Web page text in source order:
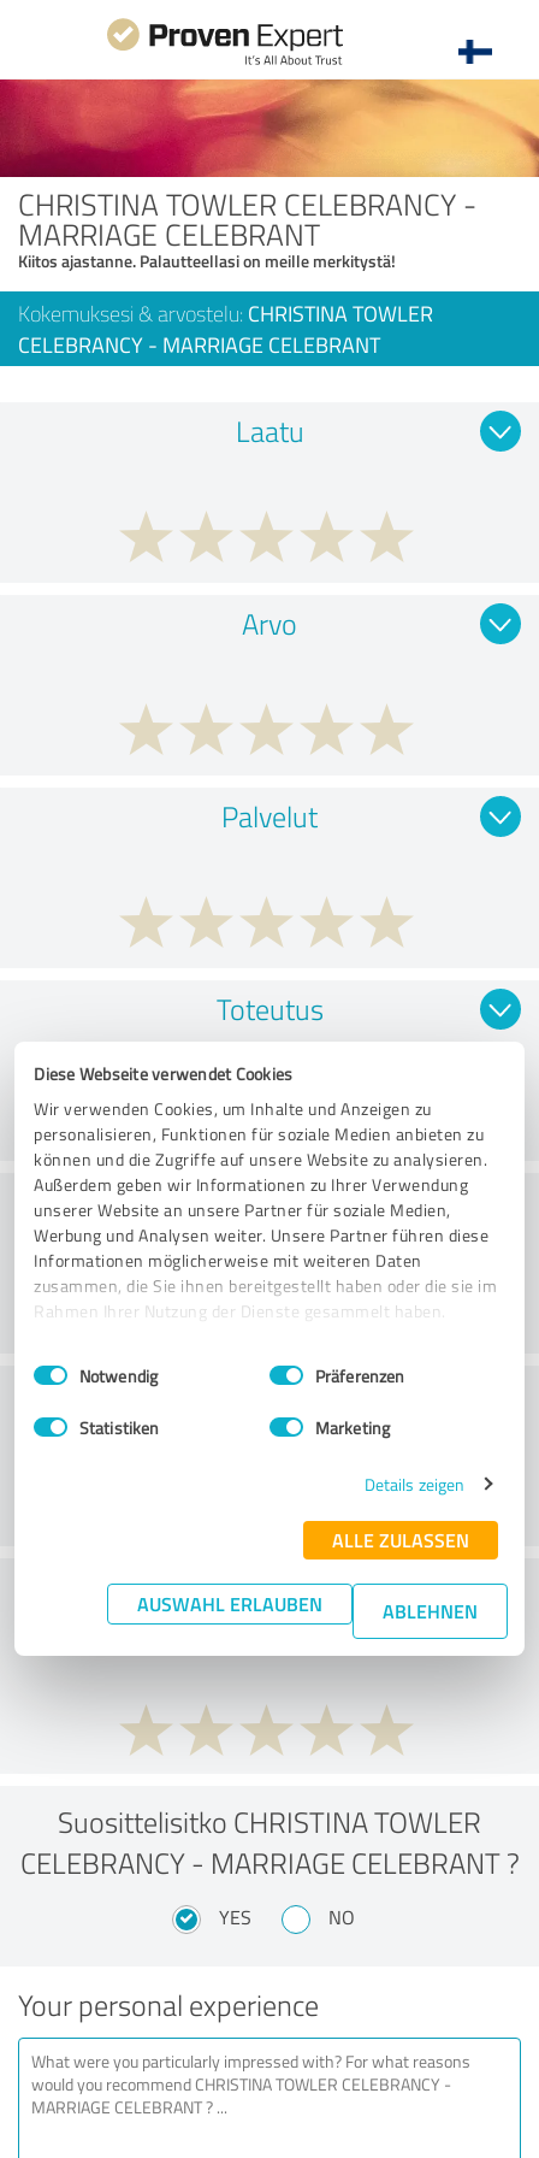
Diese Webseite verwendet Cookies
Wir verwenden Cookies, um Inhalte und Anzeigen zu
personalisieren, Funktionen für soziale Medien anbieten zu
können und die Zugriffe auf unsere Website zu analysieren.
Außerdem geben wir Informationen zu Ihrer Verwendung
unserer Website an unsere Partner für soziale Medien,
Werbung und Analysen weiter. Unsere Partner führen diese
Informationen möglicherweise mit weiteren Daten
zusammen, die Sie ihnen bereitgestellt haben oder die sie im
Rahmen Ihrer Nutzung der Dienste gesammelt haben.
Impressum Datenschutzbestimmungen
Einwilligungsauswahl
Notwendig Präferenzen
Statistiken Marketing
Details zeigen
ALLE ZULASSEN
AUSWAHL ERLAUBEN ABLEHNEN
CHRISTINA TOWLER CELEBRANCY -
MARRIAGE CELEBRANT
Kiitos ajastanne. Palautteellasi on meille merkitystä!
Kokemuksesi & arvostelu: CHRISTINA TOWLER
CELEBRANCY - MARRIAGE CELEBRANT
Laatu
Arvo
Palvelut
Toteutus
Konsultointi
Asiakaspalvelu
What do you think of the price to
performance ratio?
Suosittelisitko CHRISTINA TOWLER
CELEBRANCY - MARRIAGE CELEBRANT ?
YES NO
Your personal experience